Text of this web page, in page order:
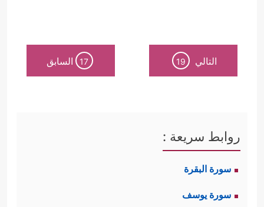
التالي 19
17 السابق
روابط سريعة :
سورة البقرة
سورة يوسف